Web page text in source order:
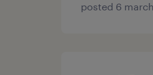
posted 6